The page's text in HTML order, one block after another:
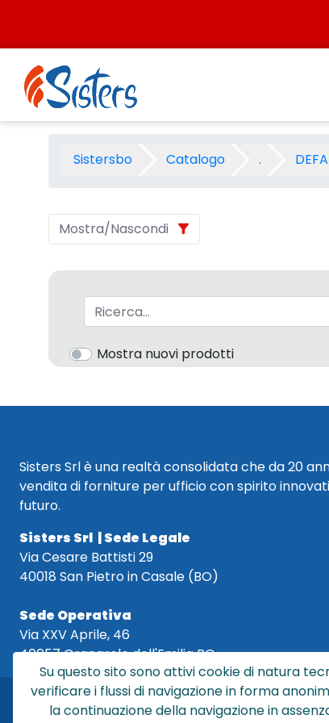
STILO GRAFOTISAK -
Sistersbo Catalogo .
Mostra/Nascondi
Barra di ricerca
Mostra nuovi prodotti
Sisters Srl è una realtà consolidata che da 20
vendita di forniture per ufficio con spirito
futuro.
Sisters Srl | Sede Legale
Via Cesare Battisti 29
40018 San Pietro in Casale (BO)
Sede Operativa
Via XXV Aprile, 46
40057 Granarolo dell'Emilia BO
Su questo sito sono attivi cookie di natura
verificare i flussi di navigazione in forma
la continuazione della navigazione in